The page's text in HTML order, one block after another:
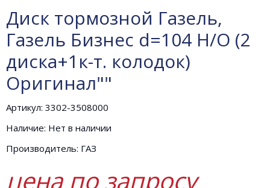
Диск тормозной Газель,
Газель Бизнес d=104 Н/О (2
диска+1к-т. колодок)
Оригинал""
Артикул: 3302-3508000
Наличие: Нет в наличии
Производитель: ГАЗ
цена по запросу